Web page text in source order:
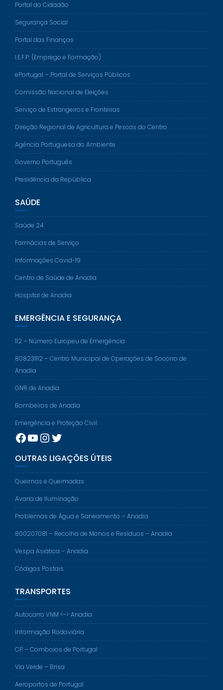
Portal do Cidadão
Segurança Social
Portal das Finanças
I.E.F.P. (Emprego e Formação)
ePortugal – Portal de Serviços Públicos
Comissão Nacional de Eleições
Serviço de Estrangeiros e Fronteiras
Direção Regional de Agricultura e Pescas do Centro
Agência Portuguesa do Ambiente
Governo Português
Presidência da República
SAÚDE
Saúde 24
Farmácias de Serviço
Informações Covid-19
Centro de Saúde de Anadia
Hospital de Anadia
EMERGÊNCIA E SEGURANÇA
112 – Número Europeu de Emergência
808231112 – Centro Municipal de Operações de Socorro de
Anadia
GNR de Anadia
Bombeiros de Anadia
Emergência e Proteção Civil
Facebook
YouTube
Instagram
Twitter
OUTRAS LIGAÇÕES ÚTEIS
Queimas e Queimadas
Avaria de Iluminação
Problemas de Água e Saneamento – Anadia
800207081 – Recolha de Monos e Resíduos – Anadia
Vespa Asiática – Anadia
Códigos Postais
TRANSPORTES
Autocarro VNM <-> Anadia
Informação Rodoviária
CP – Comboios de Portugal
Via Verde – Brisa
Aeroportos de Portugal